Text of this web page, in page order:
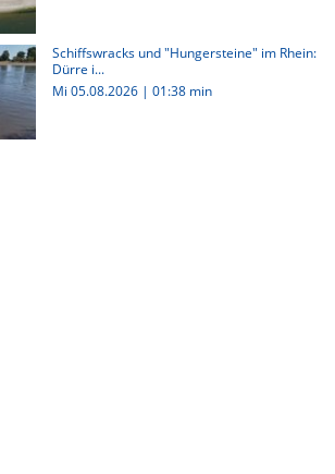
Schiffswracks und "Hungersteine" im Rhein:
Dürre i...
Mi 05.08.2026 | 01:38 min